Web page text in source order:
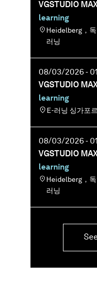
요구사항을 만
VGSTUDIO
셋업：하나의
실행，다른 스
스크롤 휠이
환경에 따라
안정적 인터
Mbit/s가 권고
VGSTUDIO
learning
Heidelberg，
러닝
08/03/2026 -
VGSTUDIO
learning
E-러닝 싱가포르
08/03/2026 -
VGSTUDIO
learning
Heidelberg，
러닝